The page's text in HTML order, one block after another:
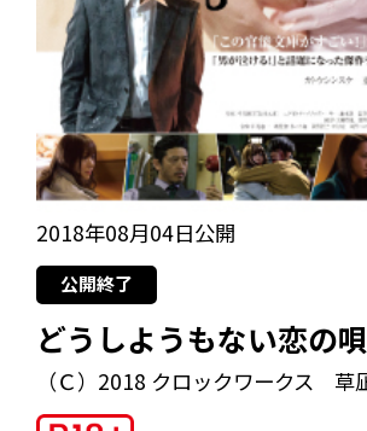
2018年08月04日公開
公開終了
どうしようもない恋の唄
（Ｃ）2018 クロックワークス 草